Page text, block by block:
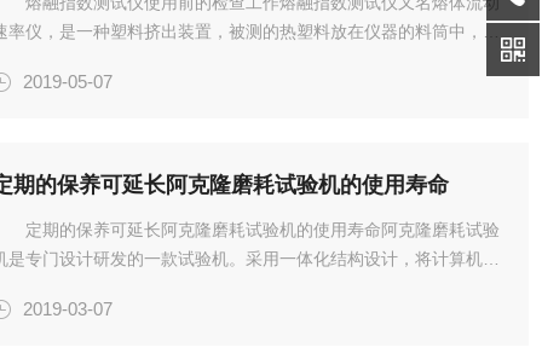
率仪，是一种塑料挤出装置，被测的热塑料放在仪器的料筒中，早
过标准口模的小孔挤出，将挤出物折算为熔体每10分钟通过标准口
2019-05-07
期的保养可延长阿克隆磨耗试验机的使用寿命
定期的保养可延长阿克隆磨耗试验机的使用寿命阿克隆磨耗试验
是专门设计研发的一款试验机。采用一体化结构设计，将计算机、
的控制，可以测定摩擦力，计算摩擦系数，记录温度-时间曲线、
2019-03-07